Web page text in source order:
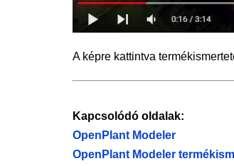
A képre kattintva
Kapcsolódó oldalak:
OpenPlant Modeler
OpenPlant Modeler